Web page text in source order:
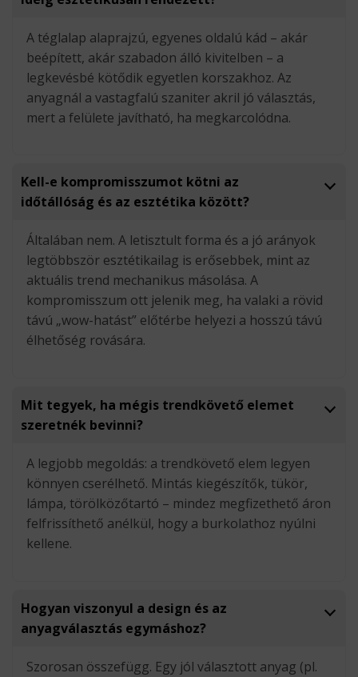
A téglalap alaprajzú, egyenes oldalú kád – akár
beépített, akár szabadon álló kivitelben – a
legkevésbé kötődik egyetlen korszakhoz. Az
anyagnál a vastagfalú szaniter akril jó választás,
mert a felülete javítható, ha megkarcolódna.
Kell-e kompromisszumot kötni az
időtállóság és az esztétika között?
Általában nem. A letisztult forma és a jó arányok
legtöbbször esztétikailag is erősebbek, mint az
aktuális trend mechanikus másolása. A
kompromisszum ott jelenik meg, ha valaki a rövid
távú „wow-hatást” előtérbe helyezi a hosszú távú
élhetőség rovására.
Mit tegyek, ha mégis trendkövető elemet
szeretnék bevinni?
A legjobb megoldás: a trendkövető elem legyen
könnyen cserélhető. Mintás kiegészítők, tükör,
lámpa, törölközőtartó – mindez megfizethető áron
felfrissíthető anélkül, hogy a burkolathoz nyúlni
kellene.
Hogyan viszonyul a design és az
anyagválasztás egymáshoz?
Szorosan összefügg. Egy jól választott anyag (pl.